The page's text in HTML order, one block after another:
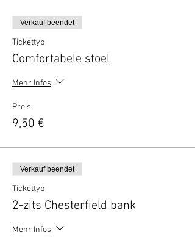
Verkauf beendet
Tickettyp
Comfortabele stoel
Mehr Infos
Preis
9,50 €
Verkauf beendet
Tickettyp
2-zits Chesterfield bank
Mehr Infos